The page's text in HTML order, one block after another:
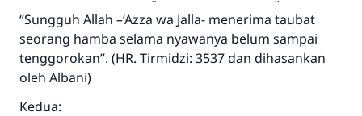
“Sungguh Allah –‘Azza wa Jalla- menerima taubat
seorang hamba selama nyawanya belum sampai
tenggorokan”. (HR. Tirmidzi: 3537 dan dihasankan
oleh Albani)
Kedua: